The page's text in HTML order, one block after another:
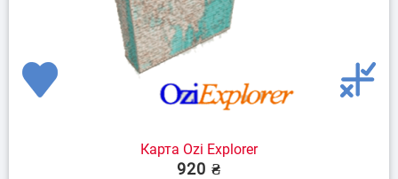
Карта Ozi Explorer
920 ₴